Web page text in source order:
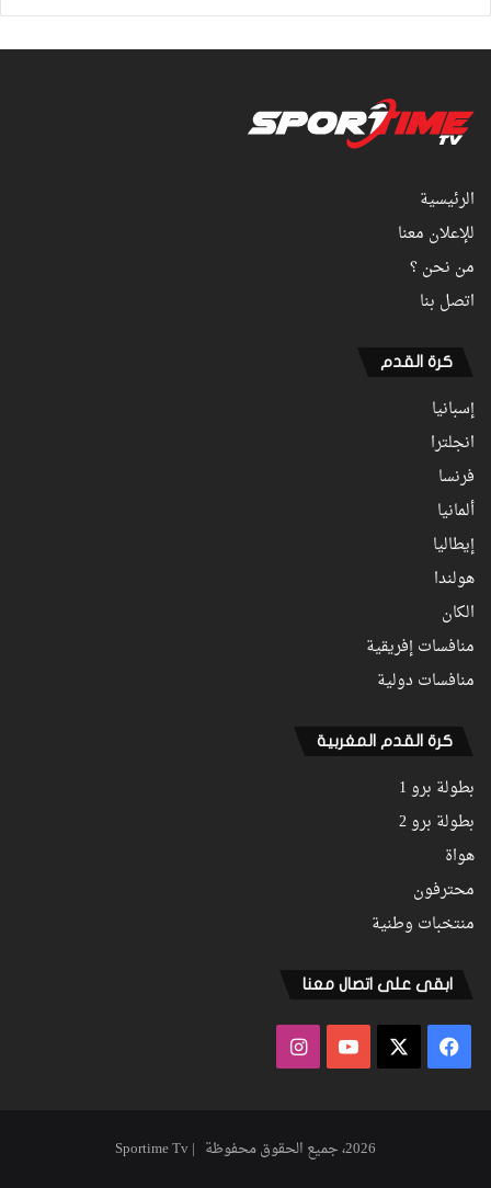
الرئيسية
للإعلان معنا
من نحن ؟
اتصل بنا
كرة القدم
إسبانيا
انجلترا
فرنسا
ألمانيا
إيطاليا
هولندا
الكان
منافسات إفريقية
منافسات دولية
كرة القدم المغربية
بطولة برو 1
بطولة برو 2
هواة
محترفون
منتخبات وطنية
ابقى على اتصال معنا
فيسبوك ‫YouTubeانستقرام
2026، جميع الحقوق محفوظة | Sportime Tv